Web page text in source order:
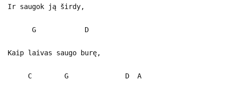
Ir saugok ją širdy,
G D
Kaip laivas saugo burę,
C G D A